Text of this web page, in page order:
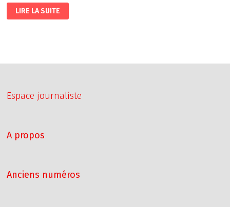
GALETTE
DES
ROIS
LIRE LA SUITE
Espace journaliste
A propos
Anciens numéros